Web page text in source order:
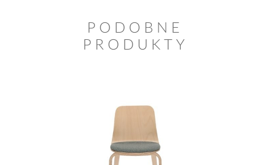
PODOBNE
PRODUKTY